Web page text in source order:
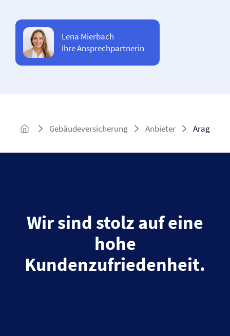
Lena Mierbach
Ihre Ansprechpartnerin
Gebäude­versicherung Anbieter Arag
Wir sind stolz auf eine
hohe
Kundenzufriedenheit.